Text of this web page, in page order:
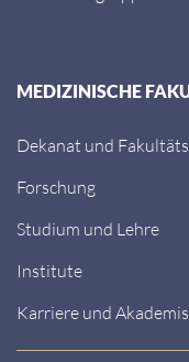
MEDIZINISCHE
Dekanat und
Forschung
Studium und Lehre
Institute
Karriere und